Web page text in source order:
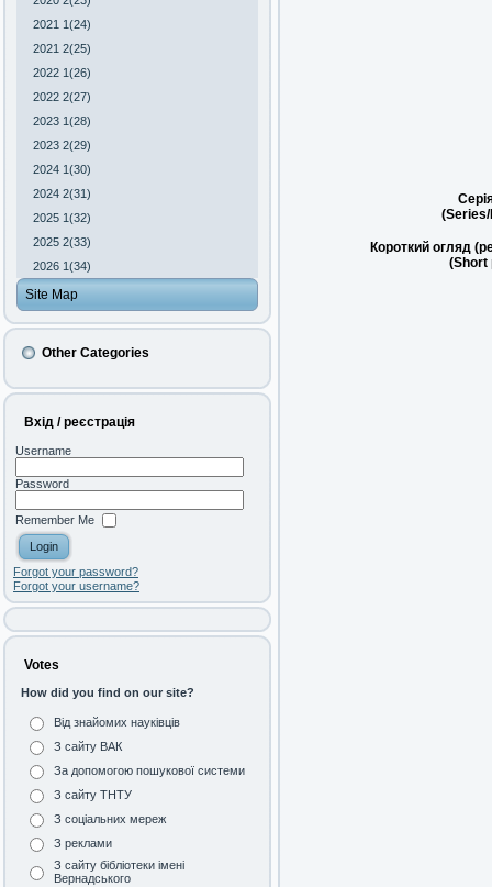
2021 1(24)
2021 2(25)
2022 1(26)
2022 2(27)
2023 1(28)
2023 2(29)
2024 1(30)
2024 2(31)
2025 1(32)
2025 2(33)
2026 1(34)
Site Map
Other Categories
Вхід / реєстрація
Username
Password
Remember Me
Forgot your password?
Forgot your username?
Votes
How did you find on our site?
Від знайомих науківців
З сайту ВАК
За допомогою пошукової системи
З сайту ТНТУ
З соціальних мереж
З реклами
З сайту бібліотеки імені
Вернадського
Короткий огляд
(Short